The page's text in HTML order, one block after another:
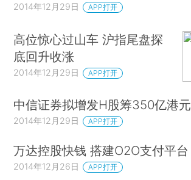
2014年12月29日 APP打开
高位惊心过山车 沪指尾盘探
底回升收涨
2014年12月29日 APP打开
中信证券拟增发H股筹350亿港元
2014年12月29日 APP打开
万达控股快钱 搭建O2O支付平台
2014年12月26日 APP打开